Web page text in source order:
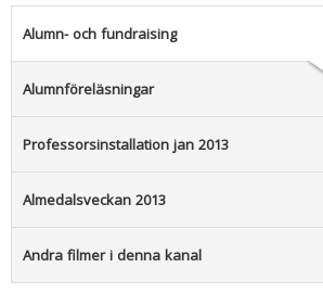
Alumn- och fundraising
Alumnföreläsningar
Professorsinstallation jan 2013
Almedalsveckan 2013
Andra filmer i denna kanal